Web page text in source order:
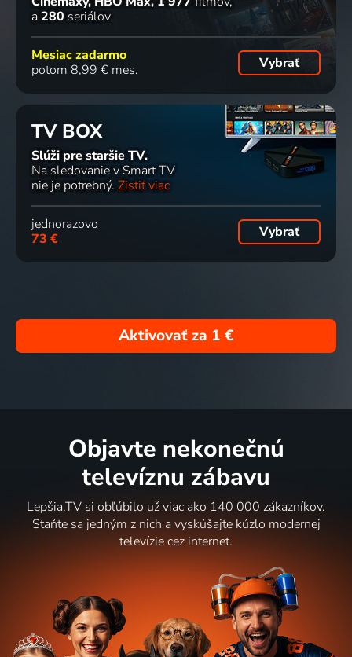
a 280 seriálov
Mesiac zadarmo
potom 8,99 € mes.
Vybrať
TV BOX
Slúži pre staršie TV.
Na sledovanie v Smart TV
nie je potrebný. Zistiť viac
jednorazovo
73 €
Vybrať
Aktivovať za 1 €
Objavte nekonečnú
televíznu zábavu
Lepšia.TV si obľúbilo už viac ako 140 000 zákazníkov.
Staňte sa jedným z nich a vyskúšajte kúzlo modernej
televízie cez internet.